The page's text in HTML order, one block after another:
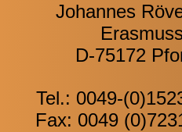
Johannes
D-75172
Tel.: 0049-
Fax: 0049